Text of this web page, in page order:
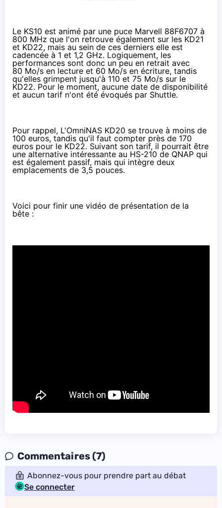
Le KS10 est animé par une puce Marvell 88F6707 à
800 MHz que l'on retrouve également sur les KD21
et KD22, mais au sein de ces derniers elle est
cadencée à 1 et 1,2 GHz. Logiquement, les
performances sont donc un peu en retrait avec
80 Mo/s en lecture et 60 Mo/s en écriture, tandis
qu'elles grimpent jusqu'à 110 et 75 Mo/s sur le
KD22. Pour le moment, aucune date de disponibilité
et aucun tarif n'ont été évoqués par Shuttle.
Pour rappel, L'OmniNAS KD20 se trouve à moins de
100 euros, tandis qu'il faut compter près de 170
euros pour le KD22. Suivant son tarif, il pourrait être
une alternative intéressante au HS-210 de QNAP qui
est également passif, mais qui intègre deux
emplacements de 3,5 pouces.
Voici pour finir une vidéo de présentation de la
bête :
Commentaires (7)
Abonnez-vous pour prendre part au débat
Se connecter